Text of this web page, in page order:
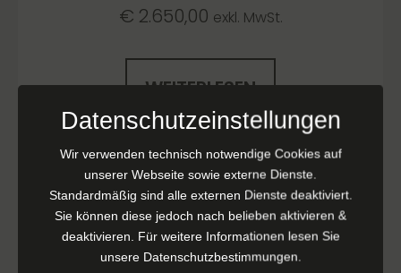
€ 2.650,00 exkl. MwSt.
WEITERLESEN
Datenschutzeinstellungen
Wir verwenden technisch notwendige Cookies auf
unserer Webseite sowie externe Dienste.
Standardmäßig sind alle externen Dienste deaktiviert.
Sie können diese jedoch nach belieben aktivieren &
deaktivieren. Für weitere Informationen lesen Sie
unsere Datenschutzbestimmungen